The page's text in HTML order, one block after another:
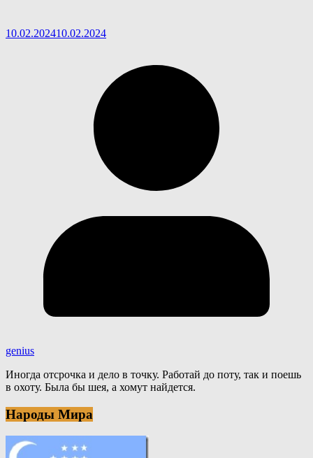
10.02.202410.02.2024
genius
Иногда отсрочка и дело в точку. Работай до поту, так и поешь
в охоту. Была бы шея, а хомут найдется.
Народы Мира